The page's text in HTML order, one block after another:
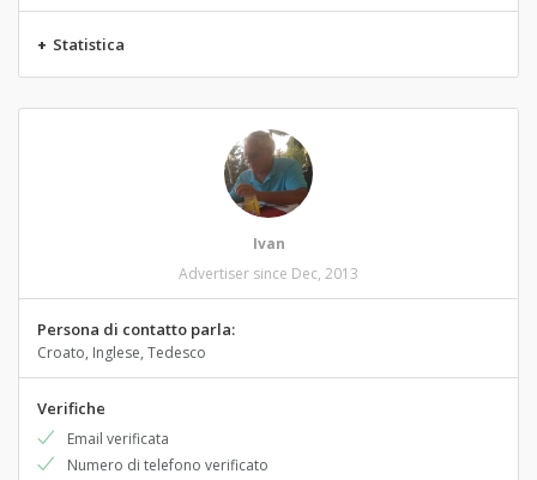
+ Statistica
Ivan
Advertiser since Dec, 2013
Persona di contatto parla:
Croato, Inglese, Tedesco
Verifiche
Email verificata
Numero di telefono verificato